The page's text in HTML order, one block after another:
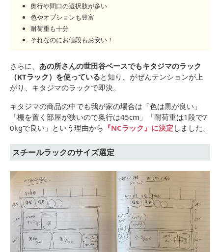
奥行や間口の選択肢が多い
色やオプションも豊富
耐荷重も十分
それなのにお値段もお安い！
さらに、 あの所さんの世田谷ベースでもキタジマのラック
（KTラック）を使っていると知り、がぜんテンションが上
がり、キタジマのラックで即決。
キタジマの商品の中でも我が家の場合は「色は黒が良い」
「棚を置く部屋が狭いので奥行は45cm」「耐荷重は1段で7
0kgで良い」という理由から 『NCラック』に決定 しました。
スチールラックのサイズ選定